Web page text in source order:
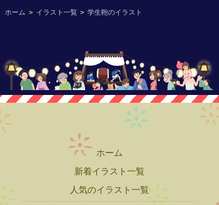
ホーム > イラスト一覧 > 学生鞄のイラスト
ホーム
新着イラスト一覧
人気のイラスト一覧